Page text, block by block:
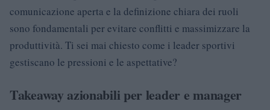
comunicazione aperta e la definizione chiara dei ruoli
sono fondamentali per evitare conflitti e massimizzare la
produttività. Ti sei mai chiesto come i leader sportivi
gestiscano le pressioni e le aspettative?
Takeaway azionabili per leader e manager